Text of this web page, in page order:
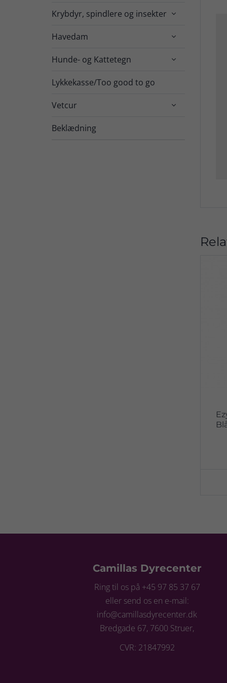
Krybdyr, spindlere og insekter 
Havedam 
Hunde- og Kattetegn 
Lykkekasse/Too good to go
Vetcur 
Beklædning
Camillas Dyrecenter
Ring til os på +45 97 85 37 67
eller send os en e-mail:
info@camillasdyrecenter.dk
Bredgade 67, 7600 Struer,
CVR: 21847992